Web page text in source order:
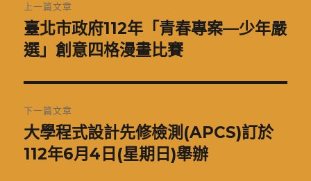
章
導
覽
上一篇文章
上
一
文
章:
臺北市政府112年「青春專案—少年嚴
選」創意四格漫畫比賽
下一篇文章
下
一
大學程式設計先修檢測(APCS)訂於
112年6月4日(星期日)舉辦